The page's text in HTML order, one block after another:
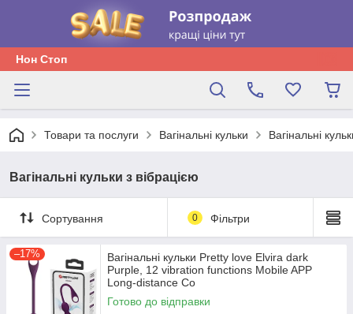
Нон Стоп
Товари та послуги Вагінальні кульки Вагінальні
Вагінальні кульки з вібрацією
Сортування 0 Фільтри
–17%
Вагінальні кульки Pretty love Elvira dark
Purple, 12 vibration functions Mobile APP
Long-distance Co
Готово до відправки